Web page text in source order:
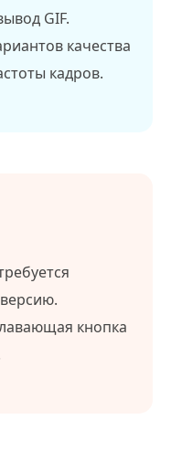
GIF.
качества
кадров.
кнопка